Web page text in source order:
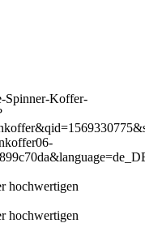
Spinner-Koffer-
hochwertigen
hochwertigen